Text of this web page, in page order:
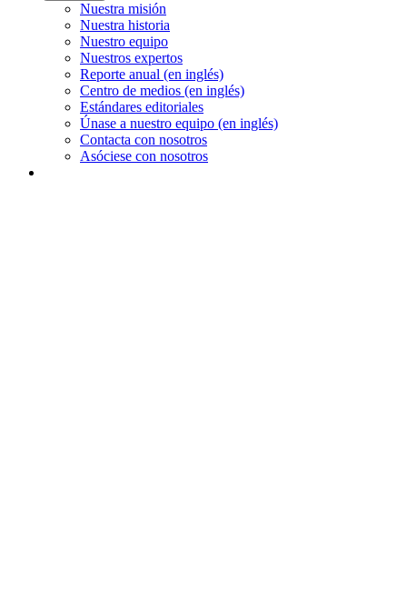
Nuestra misión
Nuestra historia
Nuestro equipo
Nuestros expertos
Reporte anual (en inglés)
Centro de medios (en inglés)
Estándares editoriales
Únase a nuestro equipo (en inglés)
Contacta con nosotros
Asóciese con nosotros